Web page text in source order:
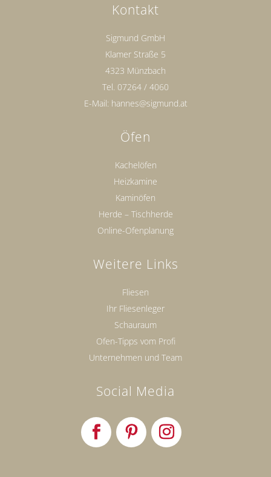
Kontakt
Sigmund GmbH
Klamer Straße 5
4323 Münzbach
Tel. 07264 / 4060
E-Mail: hannes@sigmund.at
Öfen
Kachelöfen
Heizkamine
Kaminöfen
Herde – Tischherde
Online-Ofenplanung
Weitere Links
Fliesen
Ihr Fliesenleger
Schauraum
Ofen-Tipps vom Profi
Unternehmen und Team
Social Media